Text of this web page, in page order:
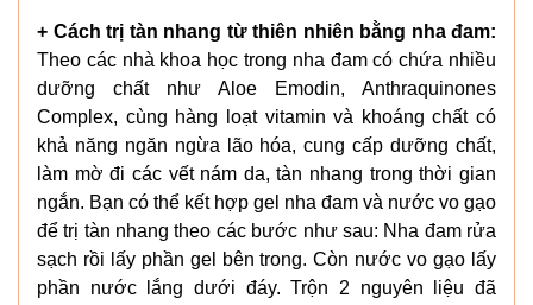
+ Cách trị tàn nhang từ thiên nhiên bằng nha đam:
Theo các nhà khoa học trong nha đam có chứa nhiều
dưỡng chất như Aloe Emodin, Anthraquinones
Complex, cùng hàng loạt vitamin và khoáng chất có
khả năng ngăn ngừa lão hóa, cung cấp dưỡng chất,
làm mờ đi các vết nám da, tàn nhang trong thời gian
ngắn. Bạn có thể kết hợp gel nha đam và nước vo gạo
để trị tàn nhang theo các bước như sau: Nha đam rửa
sạch rồi lấy phần gel bên trong. Còn nước vo gạo lấy
phần nước lắng dưới đáy. Trộn 2 nguyên liệu đã